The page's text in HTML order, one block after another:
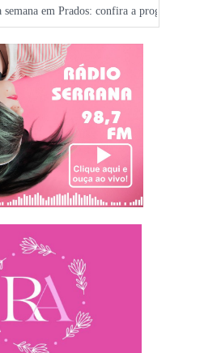
confira a programação de 5 a 9 de agosto